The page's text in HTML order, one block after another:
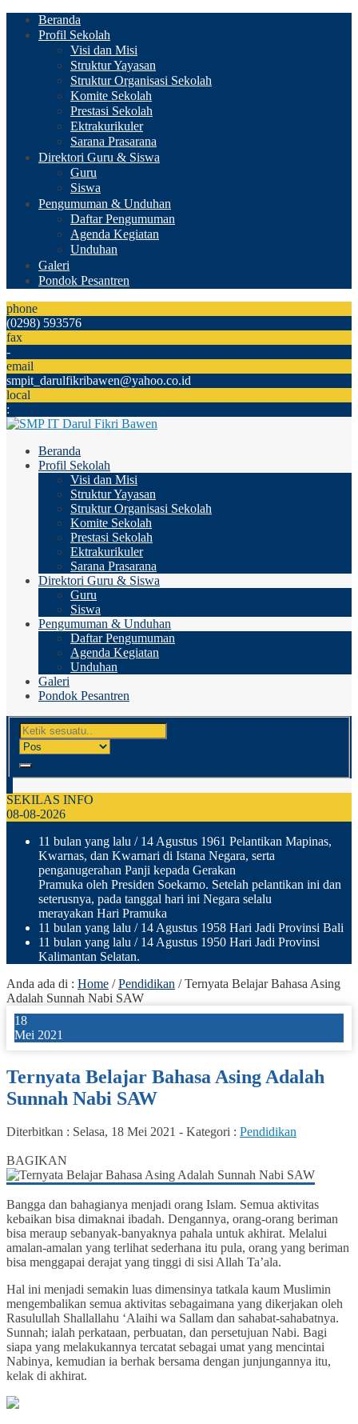
Beranda
Profil Sekolah
Visi dan Misi
Struktur Yayasan
Struktur Organisasi Sekolah
Komite Sekolah
Prestasi Sekolah
Ektrakurikuler
Sarana Prasarana
Direktori Guru & Siswa
Guru
Siswa
Pengumuman & Unduhan
Daftar Pengumuman
Agenda Kegiatan
Unduhan
Galeri
Pondok Pesantren
phone
(0298) 593576
fax
-
email
smpit_darulfikribawen@yahoo.co.id
local
:
Beranda
Profil Sekolah
Visi dan Misi
Struktur Yayasan
Struktur Organisasi Sekolah
Komite Sekolah
Prestasi Sekolah
Ektrakurikuler
Sarana Prasarana
Direktori Guru & Siswa
Guru
Siswa
Pengumuman & Unduhan
Daftar Pengumuman
Agenda Kegiatan
Unduhan
Galeri
Pondok Pesantren
SEKILAS INFO
08-08-2026
11 bulan yang lalu / 14 Agustus 1961 Pelantikan Mapinas,
Kwarnas, dan Kwarnari di Istana Negara, serta
penganugerahan Panji kepada Gerakan
Pramuka oleh Presiden Soekarno. Setelah pelantikan ini dan
seterusnya, pada tanggal hari ini Negara selalu
merayakan Hari Pramuka
11 bulan yang lalu / 14 Agustus 1958 Hari Jadi Provinsi Bali
11 bulan yang lalu / 14 Agustus 1950 Hari Jadi Provinsi
Kalimantan Selatan.
Anda ada di : Home /Pendidikan /Ternyata Belajar Bahasa Asing
Adalah Sunnah Nabi SAW
18
Mei 2021
Ternyata Belajar Bahasa Asing Adalah
Sunnah Nabi SAW
Diterbitkan : Selasa, 18 Mei 2021 - Kategori : Pendidikan
BAGIKAN
Bangga dan bahagianya menjadi orang Islam. Semua aktivitas
kebaikan bisa dimaknai ibadah. Dengannya, orang-orang beriman
bisa meraup sebanyak-banyaknya pahala untuk akhirat. Melalui
amalan-amalan yang terlihat sederhana itu pula, orang yang beriman
bisa menggapai derajat yang tinggi di sisi Allah Ta’ala.
Hal ini menjadi semakin luas dimensinya tatkala kaum Muslimin
mengembalikan semua aktivitas sebagaimana yang dikerjakan oleh
Rasulullah Shallallahu ‘Alaihi wa Sallam dan sahabat-sahabatnya.
Sunnah; ialah perkataan, perbuatan, dan persetujuan Nabi. Bagi
siapa yang melakukannya tercatat sebagai umat yang mencintai
Nabinya, kemudian ia berhak bersama dengan junjungannya itu,
kelak di akhirat.